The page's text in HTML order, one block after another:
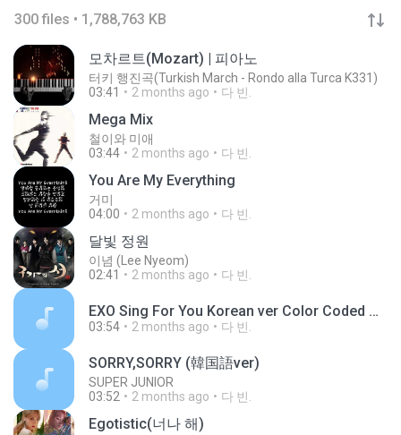
300 files • 1,788,763 KB
모차르트(Mozart) | 피아노
터키 행진곡(Turkish March - Rondo alla Turca K331)
03:41
2 months ago 다 빈.
Mega Mix
철이와 미애
03:44
2 months ago 다 빈.
You Are My Everything
거미
04:00
2 months ago 다 빈.
달빛 정원
이념 (Lee Nyeom)
02:41
2 months ago 다 빈.
EXO Sing For You Korean ver Color Coded Han Rom Eng Lyrics by Yankat.m4a
03:54 2 months ago 다 빈.
SORRY,SORRY (韓国語ver)
SUPER JUNIOR
03:52
2 months ago 다 빈.
Egotistic(너나 해)